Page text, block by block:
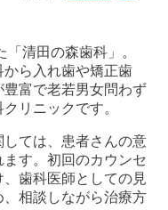
清田の森歯科」。
ら入れ歯や矯正歯
富で老若男女問わず
リニックです。
ては、患者さんの意
す。初回のカウンセ
歯科医師としての見
相談しながら治療方